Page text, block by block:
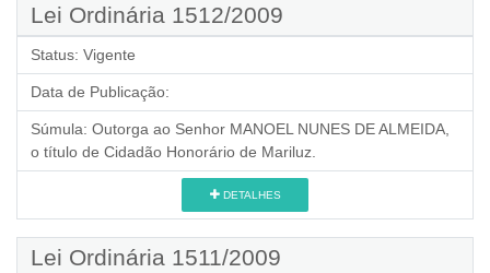
Lei Ordinária 1512/2009
Status: Vigente
Data de Publicação:
Súmula: Outorga ao Senhor MANOEL NUNES DE ALMEIDA,
o título de Cidadão Honorário de Mariluz.
DETALHES
Lei Ordinária 1511/2009